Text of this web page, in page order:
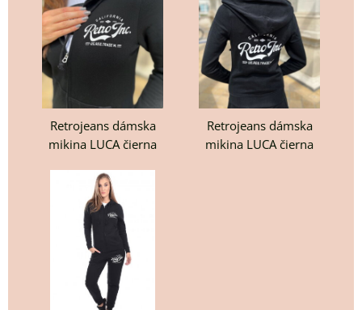
Retrojeans dámska
mikina LUCA čierna
Retrojeans dámska
mikina LUCA čierna